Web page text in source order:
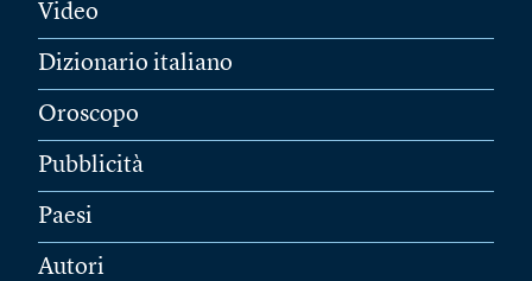
Video
Dizionario italiano
Oroscopo
Pubblicità
Paesi
Autori